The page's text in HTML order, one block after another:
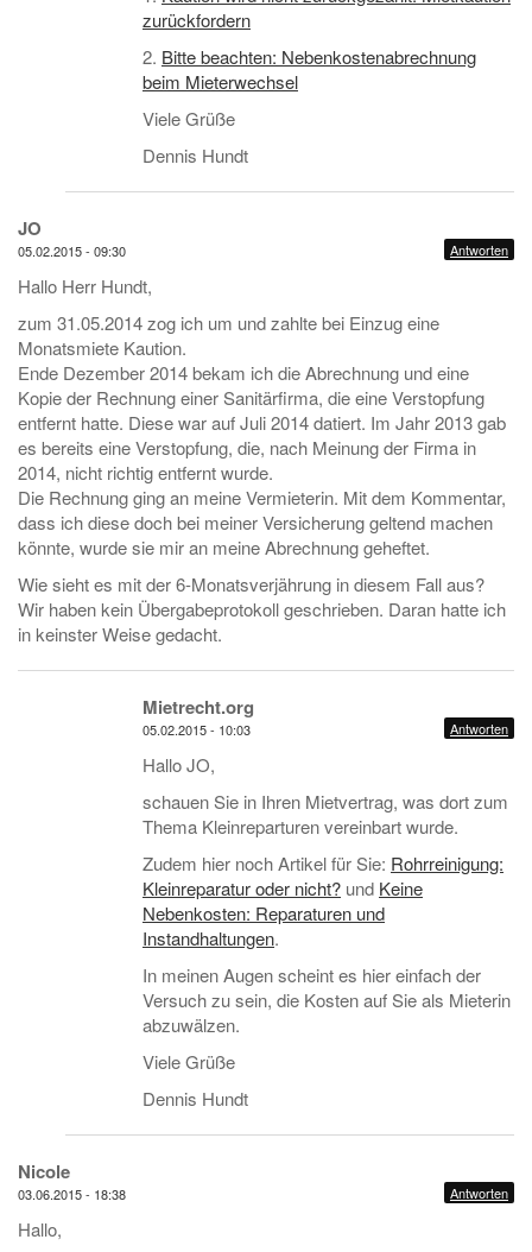
zurückfordern
2. Bitte beachten: Nebenkostenabrechnung
beim Mieterwechsel
Viele Grüße
Dennis Hundt
JO
05.02.2015 - 09:30 Antworten
Hallo Herr Hundt,
zum 31.05.2014 zog ich um und zahlte bei Einzug eine
Monatsmiete Kaution.
Ende Dezember 2014 bekam ich die Abrechnung und eine
Kopie der Rechnung einer Sanitärfirma, die eine Verstopfung
entfernt hatte. Diese war auf Juli 2014 datiert. Im Jahr 2013 gab
es bereits eine Verstopfung, die, nach Meinung der Firma in
2014, nicht richtig entfernt wurde.
Die Rechnung ging an meine Vermieterin. Mit dem Kommentar,
dass ich diese doch bei meiner Versicherung geltend machen
könnte, wurde sie mir an meine Abrechnung geheftet.
Wie sieht es mit der 6-Monatsverjährung in diesem Fall aus?
Wir haben kein Übergabeprotokoll geschrieben. Daran hatte ich
in keinster Weise gedacht.
Mietrecht.org
05.02.2015 - 10:03 Antworten
Hallo JO,
schauen Sie in Ihren Mietvertrag, was dort zum
Thema Kleinreparturen vereinbart wurde.
Zudem hier noch Artikel für Sie: Rohrreinigung:
Kleinreparatur oder nicht? und Keine
Nebenkosten: Reparaturen und
Instandhaltungen.
In meinen Augen scheint es hier einfach der
Versuch zu sein, die Kosten auf Sie als Mieterin
abzuwälzen.
Viele Grüße
Dennis Hundt
Nicole
03.06.2015 - 18:38 Antworten
Hallo,